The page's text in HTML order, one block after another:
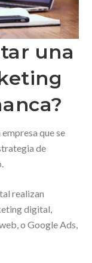
una
que se
de
realizan
digital,
o Google Ads,